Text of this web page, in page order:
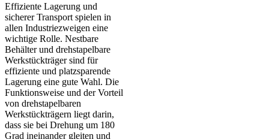
Effiziente Lagerung und
sicherer Transport spielen in
allen Industriezweigen eine
wichtige Rolle. Nestbare
Behälter und drehstapelbare
Werkstückträger sind für
effiziente und platzsparende
Lagerung eine gute Wahl. Die
Funktionsweise und der Vorteil
von drehstapelbaren
Werkstückträgern liegt darin,
dass sie bei Drehung um 180
Grad ineinander gleiten und